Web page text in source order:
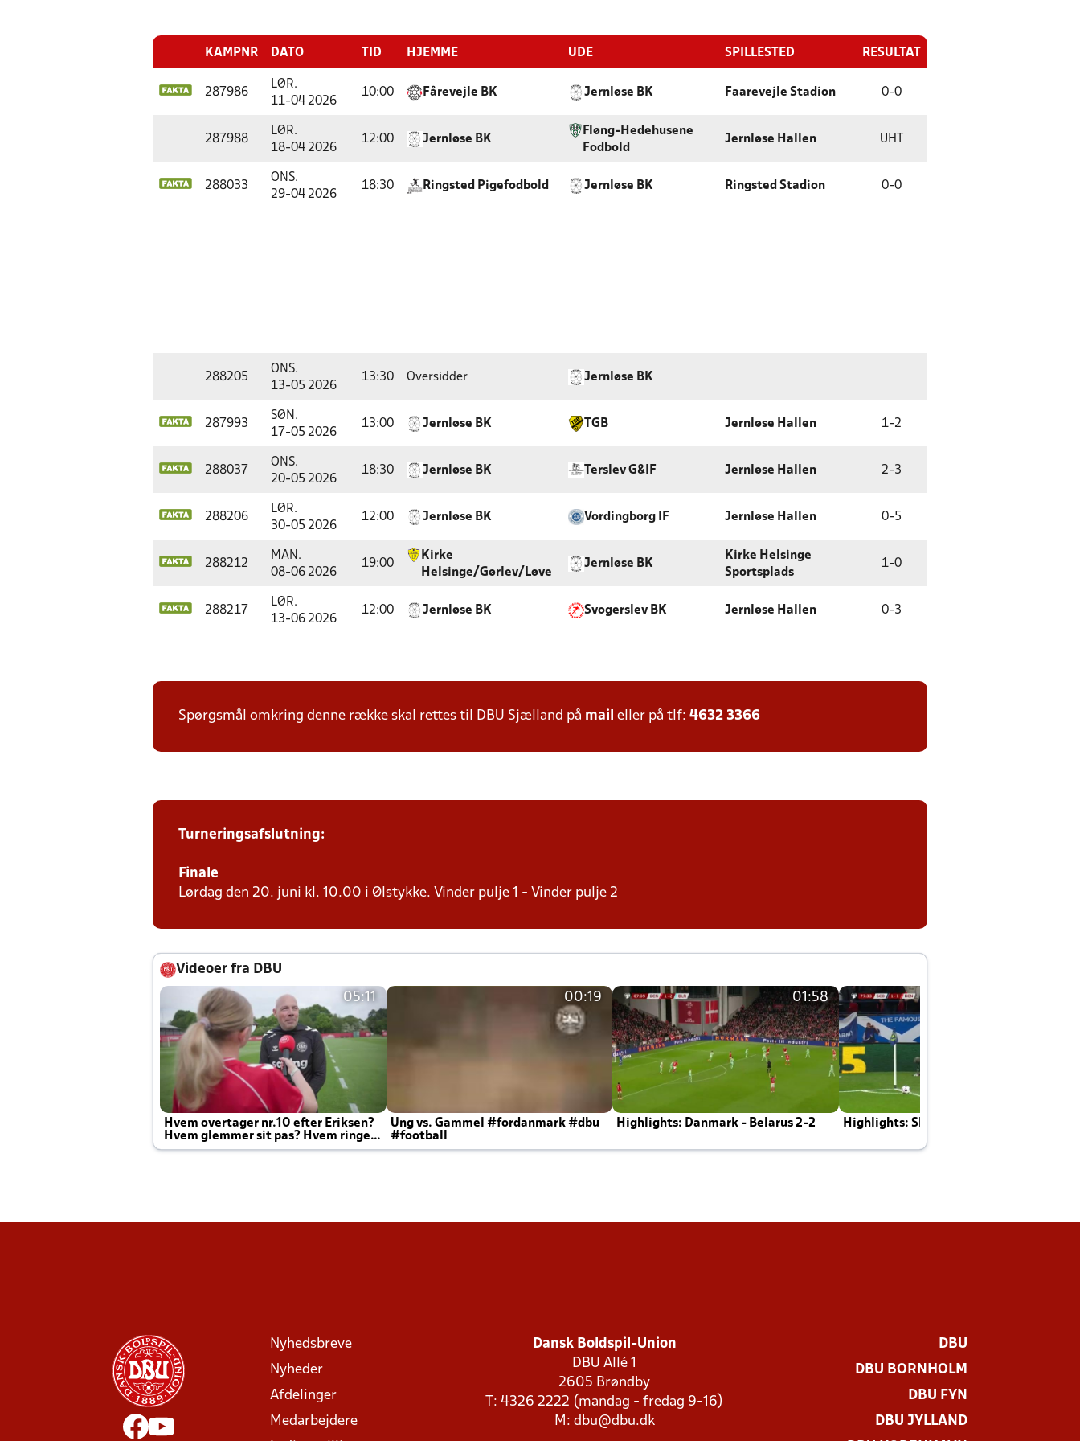
KAMPNR DATO TID HJEMME UDE SPILLESTED RESULTAT
287986
LØR.
11-04 2026
10:00 Fårevejle BK Jernløse BK Faarevejle Stadion 0-0
287988
LØR.
18-04 2026
12:00 Jernløse BK
Fløng-Hedehusene
Fodbold
Jernløse Hallen UHT
288033
ONS.
29-04 2026
18:30 Ringsted Pigefodbold Jernløse BK Ringsted Stadion 0-0
288205
ONS.
13-05 2026
13:30 Oversidder Jernløse BK
287993
SØN.
17-05 2026
13:00 Jernløse BK TGB Jernløse Hallen 1-2
288037
ONS.
20-05 2026
18:30 Jernløse BK Terslev G&IF Jernløse Hallen 2-3
288206
LØR.
30-05 2026
12:00 Jernløse BK Vordingborg IF Jernløse Hallen 0-5
288212
MAN.
08-06 2026
19:00
Kirke
Helsinge/Gørlev/Løve
Jernløse BK
Kirke Helsinge
Sportsplads
1-0
288217
LØR.
13-06 2026
12:00 Jernløse BK Svogerslev BK Jernløse Hallen 0-3
Spørgsmål omkring denne række skal rettes til DBU Sjælland på mail eller på tlf: 4632 3366
Turneringsafslutning:
Finale
Lørdag den 20. juni kl. 10.00 i Ølstykke. Vinder pulje 1 - Vinder pulje 2
Videoer fra DBU
05:11
Hvem overtager nr.10 efter Eriksen?
Hvem glemmer sit pas? Hvem ringer
Joachim altid til efter kampe?
00:19
Ung vs. Gammel #fordanmark #dbu
#football
01:58
Highlights: Danmark - Belarus 2-2 Highlights: Skotland - Danmark 4-2
Nyhedsbreve
Nyheder
Afdelinger
Medarbejdere
Dansk Boldspil-Union
DBU Allé 1
2605 Brøndby
T: 4326 2222 (mandag - fredag 9-16)
M: dbu@dbu.dk
DBU
DBU BORNHOLM
DBU FYN
DBU JYLLAND